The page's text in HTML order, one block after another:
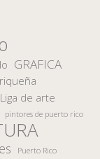
GRAFICA
Liga de arte
pintores de puerto rico
Puerto Rico